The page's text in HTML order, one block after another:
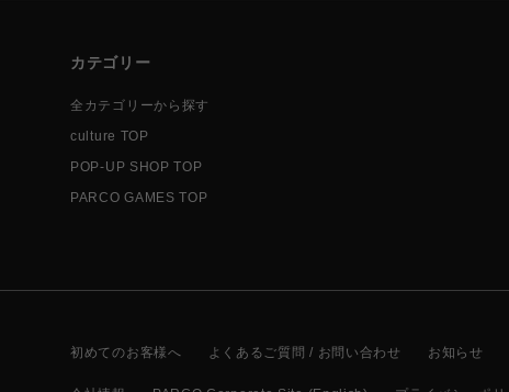
カテゴリー
全カテゴリーから探す
culture TOP
POP-UP SHOP TOP
PARCO GAMES TOP
初めてのお客様へ よくあるご質問 / お問い合わせ お知らせ